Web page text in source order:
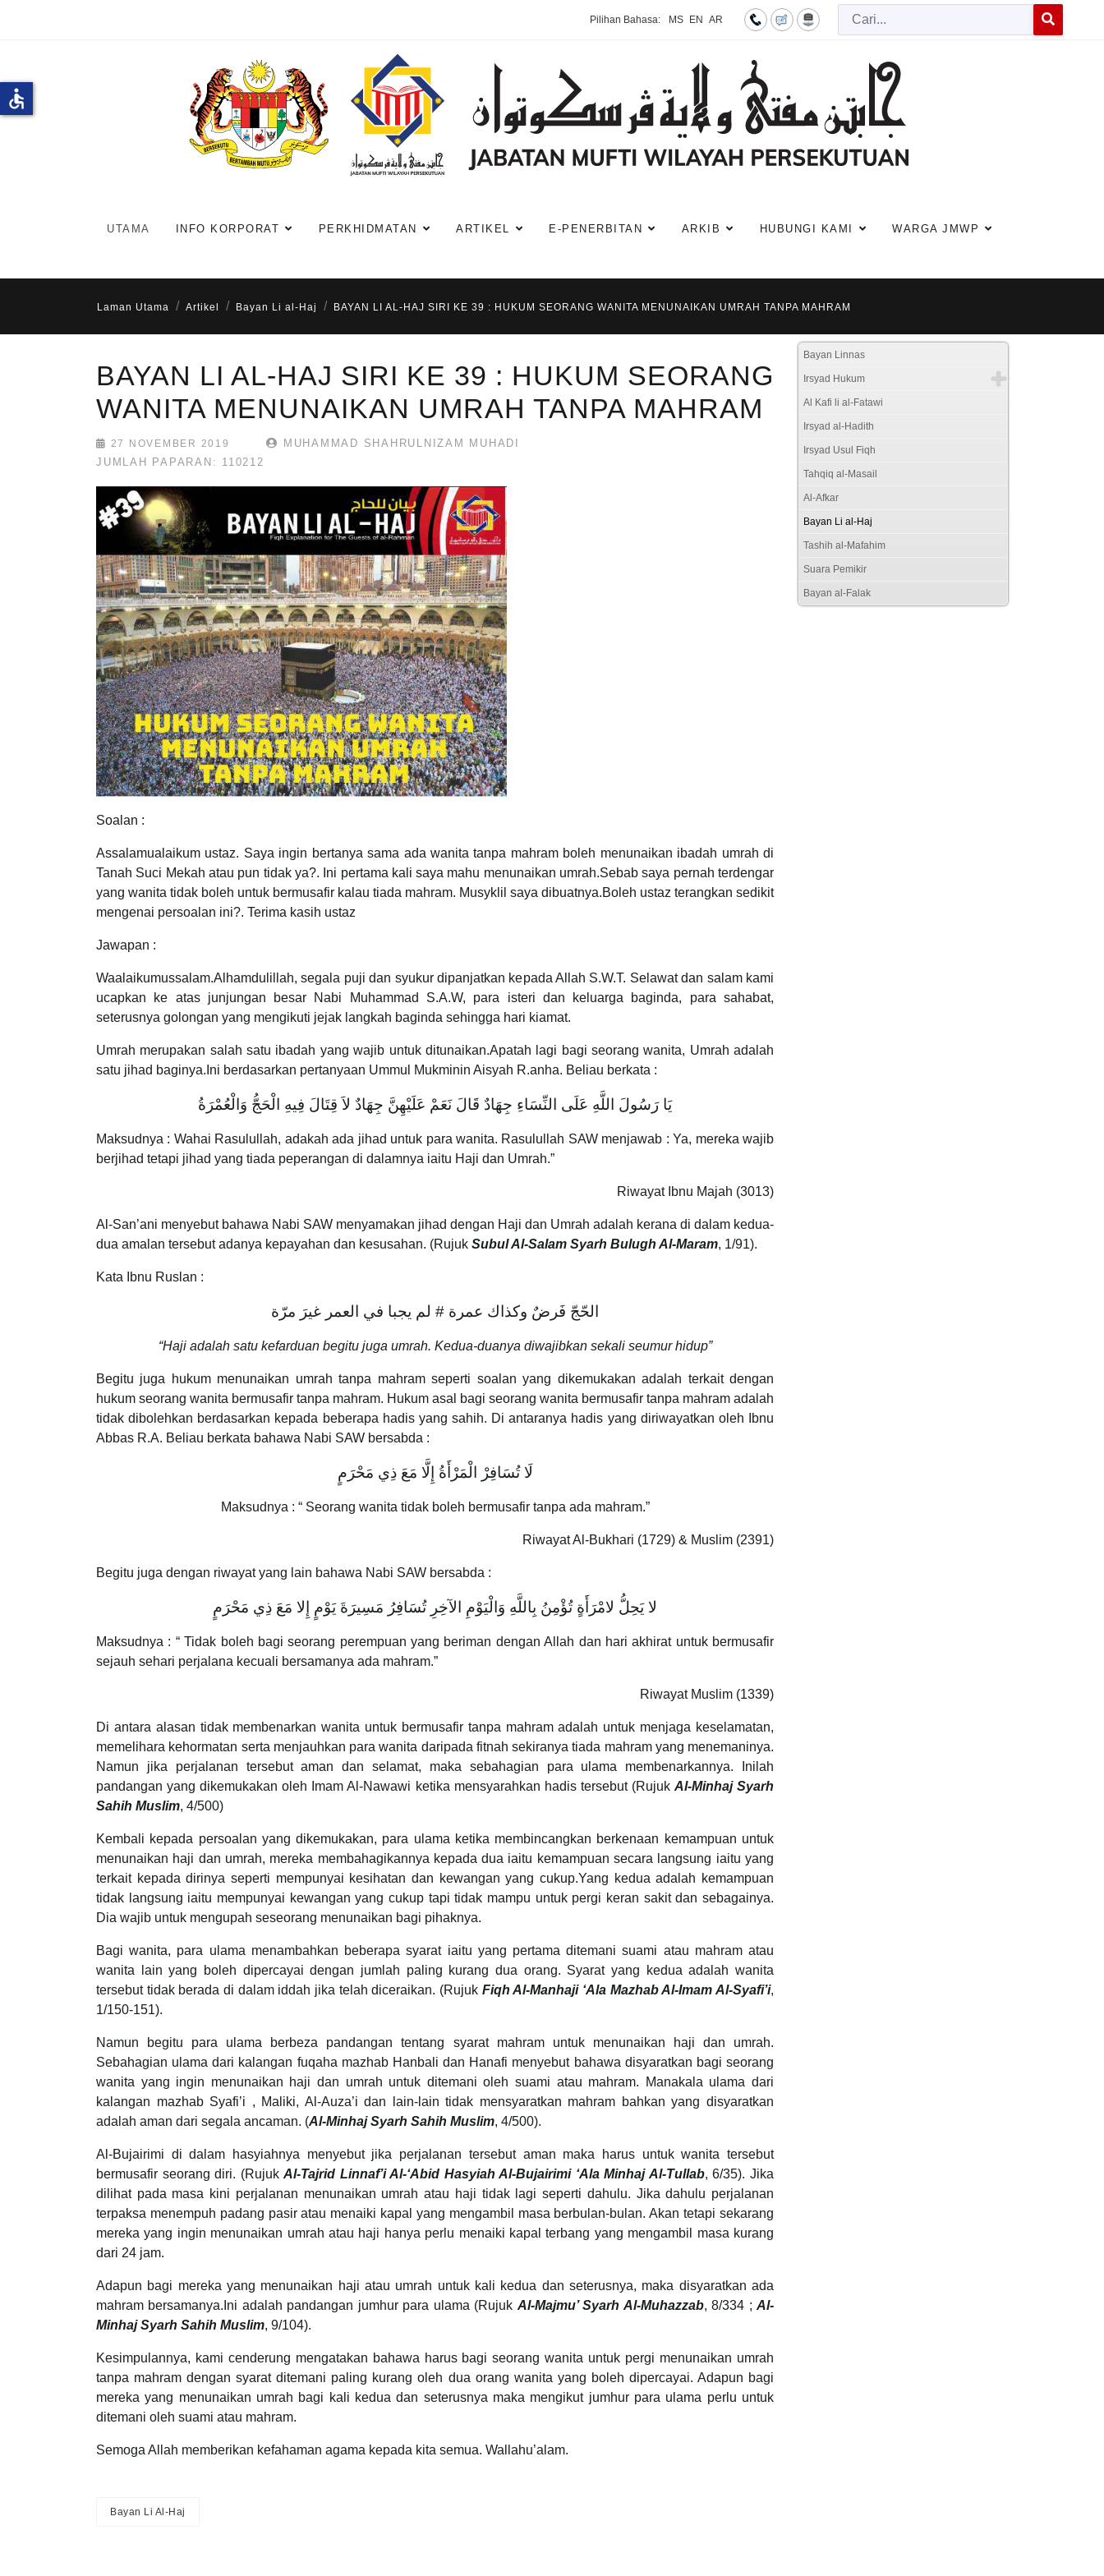
Pilihan Bahasa: MS EN AR
Cari
UTAMA INFO KORPORAT PERKHIDMATAN ARTIKEL E-PENERBITAN ARKIB HUBUNGI KAMI WARGA JMWP
Laman Utama Artikel Bayan Li al-Haj BAYAN LI AL-HAJ SIRI KE 39 : HUKUM SEORANG WANITA MENUNAIKAN UMRAH TANPA MAHRAM
BAYAN LI AL-HAJ SIRI KE 39 : HUKUM SEORANG
WANITA MENUNAIKAN UMRAH TANPA MAHRAM
27 NOVEMBER 2019
MUHAMMAD SHAHRULNIZAM MUHADI
JUMLAH PAPARAN: 110212
Soalan :
Assalamualaikum ustaz. Saya ingin bertanya sama ada wanita tanpa mahram boleh menunaikan ibadah umrah di
Tanah Suci Mekah atau pun tidak ya?. Ini pertama kali saya mahu menunaikan umrah.Sebab saya pernah terdengar
yang wanita tidak boleh untuk bermusafir kalau tiada mahram. Musyklil saya dibuatnya.Boleh ustaz terangkan sedikit
mengenai persoalan ini?. Terima kasih ustaz
Jawapan :
Waalaikumussalam.Alhamdulillah, segala puji dan syukur dipanjatkan kepada Allah S.W.T. Selawat dan salam kami
ucapkan ke atas junjungan besar Nabi Muhammad S.A.W, para isteri dan keluarga baginda, para sahabat,
seterusnya golongan yang mengikuti jejak langkah baginda sehingga hari kiamat.
Umrah merupakan salah satu ibadah yang wajib untuk ditunaikan.Apatah lagi bagi seorang wanita, Umrah adalah
satu jihad baginya.Ini berdasarkan pertanyaan Ummul Mukminin Aisyah R.anha. Beliau berkata :
يَا رَسُولَ اللَّهِ عَلَى النِّسَاءِ جِهَادٌ قَالَ نَعَمْ عَلَيْهِنَّ جِهَادٌ لاَ قِتَالَ فِيهِ الْحَجُّ وَالْعُمْرَةُ
Maksudnya : Wahai Rasulullah, adakah ada jihad untuk para wanita. Rasulullah SAW menjawab : Ya, mereka wajib
berjihad tetapi jihad yang tiada peperangan di dalamnya iaitu Haji dan Umrah.”
Riwayat Ibnu Majah (3013)
Al-San’ani menyebut bahawa Nabi SAW menyamakan jihad dengan Haji dan Umrah adalah kerana di dalam kedua-
dua amalan tersebut adanya kepayahan dan kesusahan. (Rujuk Subul Al-Salam Syarh Bulugh Al-Maram, 1/91).
Kata Ibnu Ruslan :
الحّجّ فَرضٌ وكذاك عمرة # لم يجبا في العمر غيرَ مرّة
“Haji adalah satu kefarduan begitu juga umrah. Kedua-duanya diwajibkan sekali seumur hidup”
Begitu juga hukum menunaikan umrah tanpa mahram seperti soalan yang dikemukakan adalah terkait dengan
hukum seorang wanita bermusafir tanpa mahram. Hukum asal bagi seorang wanita bermusafir tanpa mahram adalah
tidak dibolehkan berdasarkan kepada beberapa hadis yang sahih. Di antaranya hadis yang diriwayatkan oleh Ibnu
Abbas R.A. Beliau berkata bahawa Nabi SAW bersabda :
لَا تُسَافِرْ الْمَرْأَةُ إِلَّا مَعَ ذِي مَحْرَمٍ
Maksudnya : “ Seorang wanita tidak boleh bermusafir tanpa ada mahram.”
Riwayat Al-Bukhari (1729) & Muslim (2391)
Begitu juga dengan riwayat yang lain bahawa Nabi SAW bersabda :
لا يَحِلُّ لامْرَأَةٍ تُؤْمِنُ بِاللَّهِ وَالْيَوْمِ الآخِرِ تُسَافِرُ مَسِيرَةَ يَوْمٍ إِلا مَعَ ذِي مَحْرَمٍ
Maksudnya : “ Tidak boleh bagi seorang perempuan yang beriman dengan Allah dan hari akhirat untuk bermusafir
sejauh sehari perjalana kecuali bersamanya ada mahram.”
Riwayat Muslim (1339)
Di antara alasan tidak membenarkan wanita untuk bermusafir tanpa mahram adalah untuk menjaga keselamatan,
memelihara kehormatan serta menjauhkan para wanita daripada fitnah sekiranya tiada mahram yang menemaninya.
Namun jika perjalanan tersebut aman dan selamat, maka sebahagian para ulama membenarkannya. Inilah
pandangan yang dikemukakan oleh Imam Al-Nawawi ketika mensyarahkan hadis tersebut (Rujuk Al-Minhaj Syarh
Sahih Muslim, 4/500)
Kembali kepada persoalan yang dikemukakan, para ulama ketika membincangkan berkenaan kemampuan untuk
menunaikan haji dan umrah, mereka membahagikannya kepada dua iaitu kemampuan secara langsung iaitu yang
terkait kepada dirinya seperti mempunyai kesihatan dan kewangan yang cukup.Yang kedua adalah kemampuan
tidak langsung iaitu mempunyai kewangan yang cukup tapi tidak mampu untuk pergi keran sakit dan sebagainya.
Dia wajib untuk mengupah seseorang menunaikan bagi pihaknya.
Bagi wanita, para ulama menambahkan beberapa syarat iaitu yang pertama ditemani suami atau mahram atau
wanita lain yang boleh dipercayai dengan jumlah paling kurang dua orang. Syarat yang kedua adalah wanita
tersebut tidak berada di dalam iddah jika telah diceraikan. (Rujuk Fiqh Al-Manhaji ‘Ala Mazhab Al-Imam Al-Syafi’i,
1/150-151).
Namun begitu para ulama berbeza pandangan tentang syarat mahram untuk menunaikan haji dan umrah.
Sebahagian ulama dari kalangan fuqaha mazhab Hanbali dan Hanafi menyebut bahawa disyaratkan bagi seorang
wanita yang ingin menunaikan haji dan umrah untuk ditemani oleh suami atau mahram. Manakala ulama dari
kalangan mazhab Syafi’i , Maliki, Al-Auza’i dan lain-lain tidak mensyaratkan mahram bahkan yang disyaratkan
adalah aman dari segala ancaman. (Al-Minhaj Syarh Sahih Muslim, 4/500).
Al-Bujairimi di dalam hasyiahnya menyebut jika perjalanan tersebut aman maka harus untuk wanita tersebut
bermusafir seorang diri. (RujukAl-Tajrid Linnaf’i Al-‘Abid Hasyiah Al-Bujairimi ‘Ala Minhaj Al-Tullab, 6/35). Jika
dilihat pada masa kini perjalanan menunaikan umrah atau haji tidak lagi seperti dahulu. Jika dahulu perjalanan
terpaksa menempuh padang pasir atau menaiki kapal yang mengambil masa berbulan-bulan. Akan tetapi sekarang
mereka yang ingin menunaikan umrah atau haji hanya perlu menaiki kapal terbang yang mengambil masa kurang
dari 24 jam.
Adapun bagi mereka yang menunaikan haji atau umrah untuk kali kedua dan seterusnya, maka disyaratkan ada
mahram bersamanya.Ini adalah pandangan jumhur para ulama (Rujuk Al-Majmu’ Syarh Al-Muhazzab, 8/334 ;Al-
Minhaj Syarh Sahih Muslim, 9/104).
Kesimpulannya, kami cenderung mengatakan bahawa harus bagi seorang wanita untuk pergi menunaikan umrah
tanpa mahram dengan syarat ditemani paling kurang oleh dua orang wanita yang boleh dipercayai. Adapun bagi
mereka yang menunaikan umrah bagi kali kedua dan seterusnya maka mengikut jumhur para ulama perlu untuk
ditemani oleh suami atau mahram.
Semoga Allah memberikan kefahaman agama kepada kita semua. Wallahu’alam.
Bayan Li Al-Haj
Bayan Linnas
Irsyad Hukum
Al Kafi li al-Fatawi
Irsyad al-Hadith
Irsyad Usul Fiqh
Tahqiq al-Masail
Al-Afkar
Bayan Li al-Haj
Tashih al-Mafahim
Suara Pemikir
Bayan al-Falak
accessible